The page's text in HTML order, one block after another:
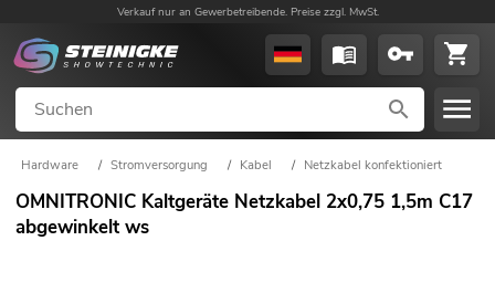
Verkauf nur an Gewerbetreibende. Preise zzgl. MwSt.
Hardware / Stromversorgung / Kabel / Netzkabel konfektioniert
OMNITRONIC Kaltgeräte Netzkabel 2x0,75 1,5m C17
abgewinkelt ws